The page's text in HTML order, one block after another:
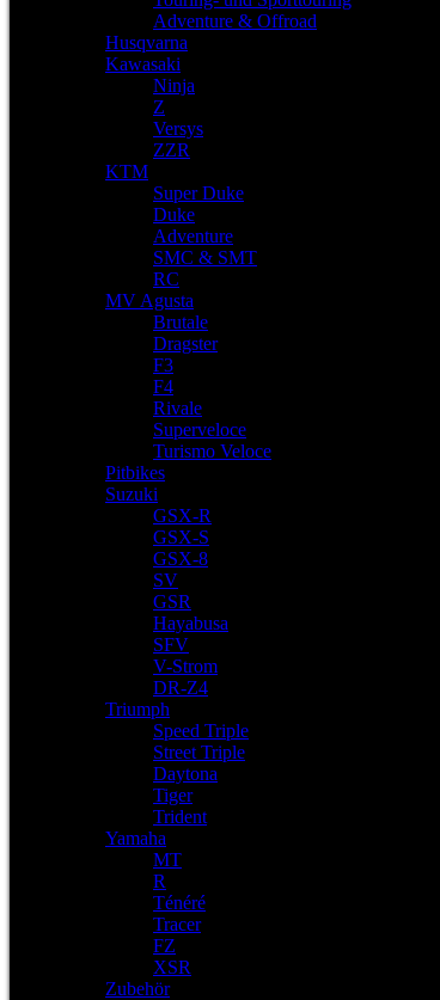
Adventure & Offroad
Husqvarna
Kawasaki
Ninja
Z
Versys
ZZR
KTM
Super Duke
Duke
Adventure
SMC & SMT
RC
MV Agusta
Brutale
Dragster
F3
F4
Rivale
Superveloce
Turismo Veloce
Pitbikes
Suzuki
GSX-R
GSX-S
GSX-8
SV
GSR
Hayabusa
SFV
V-Strom
DR-Z4
Triumph
Speed Triple
Street Triple
Daytona
Tiger
Trident
Yamaha
MT
R
Ténéré
Tracer
FZ
XSR
Zubehör